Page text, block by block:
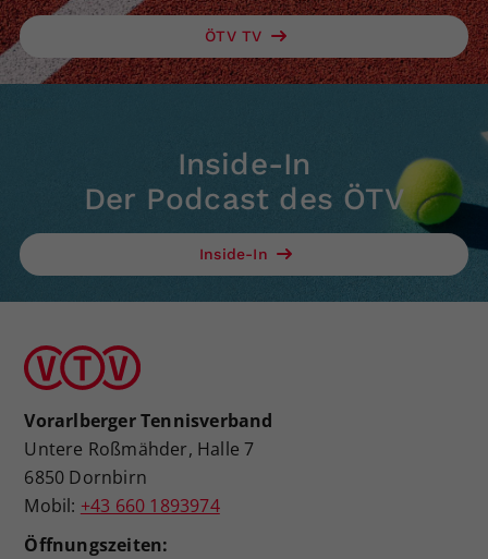
ÖTV TV
Inside-In
Der Podcast des ÖTV
Inside-In
Vorarlberger Tennisverband
Untere Roßmähder, Halle 7
6850 Dornbirn
Mobil: +43 660 1893974
Öffnungszeiten: